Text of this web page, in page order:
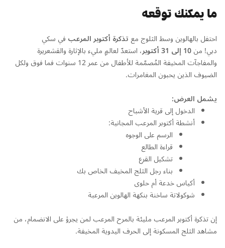
ما يمكنك توقعه
احتفل بالهالوين وسط الثلوج مع تذكرة أكتوبر المرعب في سكي
دبي! من10إلى 31أكتوبر، استعدّ لعالمٍ مليء بالإثارة والقشعريرة
والمفاجآت المخيفة المُصمّمة للأطفال من عمر 12 سنوات فما فوق ولكل
الضيوف الذين يحبون المغامرات.
يشمل العرض:
الدخول إلى قرية الأشباح
أنشطة أكتوبر المرعب المجانية:
الرسم على الوجوه
قراءة الطالع
تشكيل القرع
بناء رجل الثلج المخيف الخاص بك
أكياس خدعة أم حلوى
شوكولاتة ساخنة بنكهة الهالوين المرعبة
إن تذكرة أكتوبر المرعب مليئة بالمرح المرعب لمن يجرؤ على الانضمام، من
مشاهد الثلج المسكونة إلى الحرف اليدوية المخيفة.